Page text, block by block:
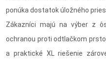
ponúka dostatok úložného
Zákazníci majú na výber z
ochranou proti odtlačkom
a praktické XL riešenie